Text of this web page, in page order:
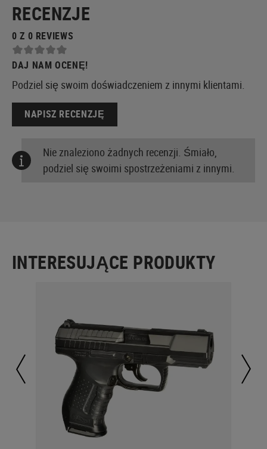
RECENZJE
0 Z 0 REVIEWS
DAJ NAM OCENĘ!
Podziel się swoim doświadczeniem z innymi klientami.
NAPISZ RECENZJĘ
Nie znaleziono żadnych recenzji. Śmiało,
podziel się swoimi spostrzeżeniami z innymi.
INTERESUJĄCE PRODUKTY